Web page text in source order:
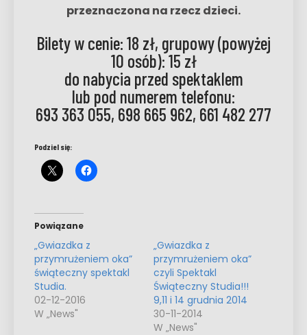
przeznaczona na rzecz dzieci.
Bilety w cenie: 18 zł, grupowy (powyżej
10 osób): 15 zł
do nabycia przed spektaklem
lub pod numerem telefonu:
693 363 055, 698 665 962, 661 482 277
Podziel się:
Powiązane
„Gwiazdka z
przymrużeniem oka”
świąteczny spektakl
Studia.
02-12-2016
W „News"
„Gwiazdka z
przymrużeniem oka”
czyli Spektakl
Świąteczny Studia!!!
9,11 i 14 grudnia 2014
30-11-2014
W „News"